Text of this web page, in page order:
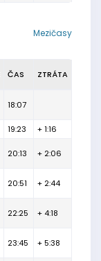
Mezičasy
ČAS ZTRÁTA
18:07
19:23 + 1:16
20:13 + 2:06
20:51 + 2:44
22:25 + 4:18
23:45 + 5:38